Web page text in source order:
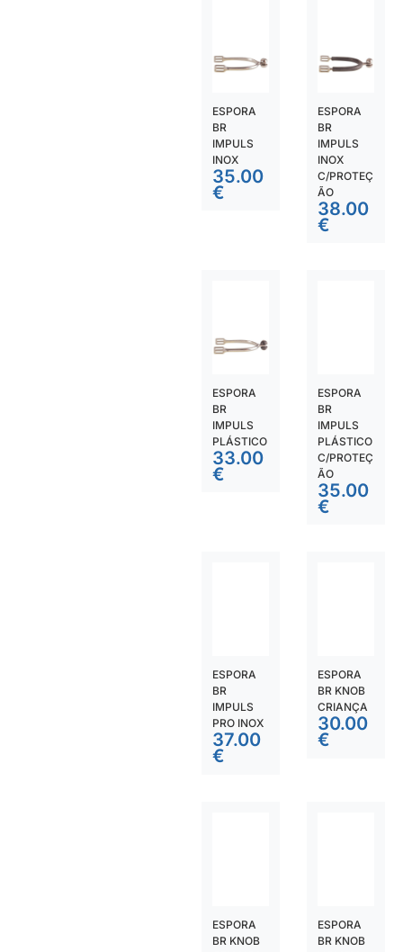
ESPORA
BR
IMPULS
INOX
35.00
€
ESPORA
BR
IMPULS
INOX
C/PROTEÇ
ÃO
38.00
€
ESPORA
BR
IMPULS
PLÁSTICO
33.00
€
ESPORA
BR
IMPULS
PLÁSTICO
C/PROTEÇ
ÃO
35.00
€
ESPORA
BR
IMPULS
PRO INOX
37.00
€
ESPORA
BR KNOB
CRIANÇA
30.00
€
ESPORA
BR KNOB
ESPORA
BR KNOB